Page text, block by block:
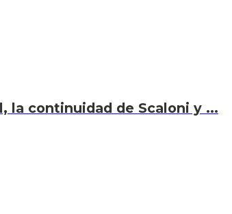
la continuidad de Scaloni y ...